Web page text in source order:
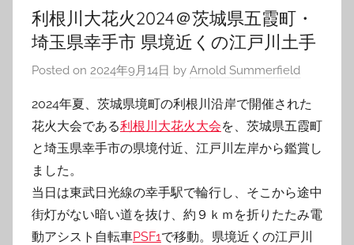
利根川大花火2024＠茨城県五霞町・
埼玉県幸手市 県境近くの江戸川土手
Posted on 2024年9月14日 by Arnold Summerfield
2024年夏、茨城県境町の利根川沿岸で開催された
花火大会である利根川大花火大会を、茨城県五霞町
と埼玉県幸手市の県境付近、江戸川左岸から鑑賞し
ました。
当日は東武日光線の幸手駅で輪行し、そこから途中
街灯がない暗い道を抜け、約９ｋｍを折りたたみ電
動アシスト自転車PSF1で移動。県境近くの江戸川